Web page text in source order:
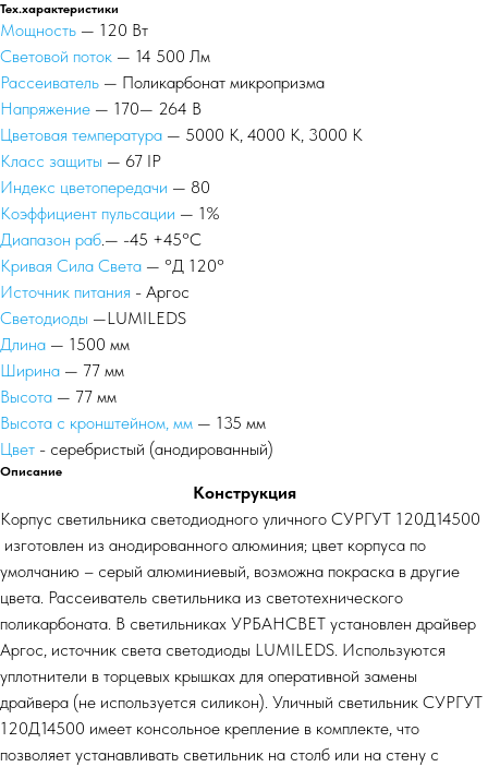
Тех.характеристики
Мощность — 120 Вт
Световой поток — 14 500 Лм
Рассеиватель — Поликарбонат микропризма
Напряжение — 170— 264 В
Цветовая температура — 5000 К, 4000 К, 3000 К
Класс защиты — 67 IP
Индекс цветопередачи — 80
Коэффициент пульсации — 1%
Диапазон раб.— -45 +45°С
Кривая Сила Света — °Д 120°
Источник питания - Аргос
Светодиоды —LUMILEDS
Длина — 1500 мм
Ширина — 77 мм
Высота — 77 мм
Высота с кронштейном, мм — 135 мм
Цвет - серебристый (анодированный)
Описание
Конструкция
Корпус светильника светодиодного уличного СУРГУТ 120Д14500
изготовлен из анодированного алюминия; цвет корпуса по
умолчанию – серый алюминиевый, возможна покраска в другие
цвета. Рассеиватель светильника из светотехнического
поликарбоната. В светильниках УРБАНСВЕТ установлен драйвер
Аргос, источник света светодиоды LUMILEDS. Используются
уплотнители в торцевых крышках для оперативной замены
драйвера (не используется силикон). Уличный светильник СУРГУТ
120Д14500 имеет консольное крепление в комплекте, что
позволяет устанавливать светильник на столб или на стену с